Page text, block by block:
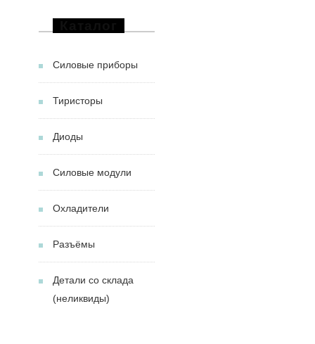
Силовые приборы
Тиристоры
Диоды
Силовые модули
Охладители
Разъёмы
Детали со склада
(неликвиды)